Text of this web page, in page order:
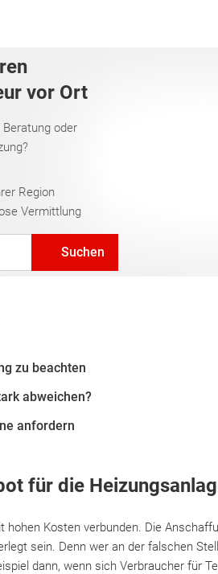
vor Ort
Beratung oder
Region
Vermittlung
Suchen
zu beachten
abweichen?
anfordern
für die
hohen Kosten verbunden. Die
sein. Denn wer an der falschen
dann, wenn sich Verbraucher für